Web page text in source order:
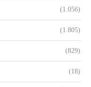
(1.056)
(1.805)
(829)
(18)